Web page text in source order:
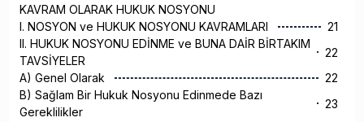
KAVRAM OLARAK HUKUK NOSYONU
I. NOSYON ve HUKUK NOSYONU KAVRAMLARI
21
II. HUKUK NOSYONU EDİNME ve BUNA DAİR BİRTAKIM
TAVSİYELER
22
A) Genel Olarak
22
B) Sağlam Bir Hukuk Nosyonu Edinmede Bazı
Gereklilikler
23